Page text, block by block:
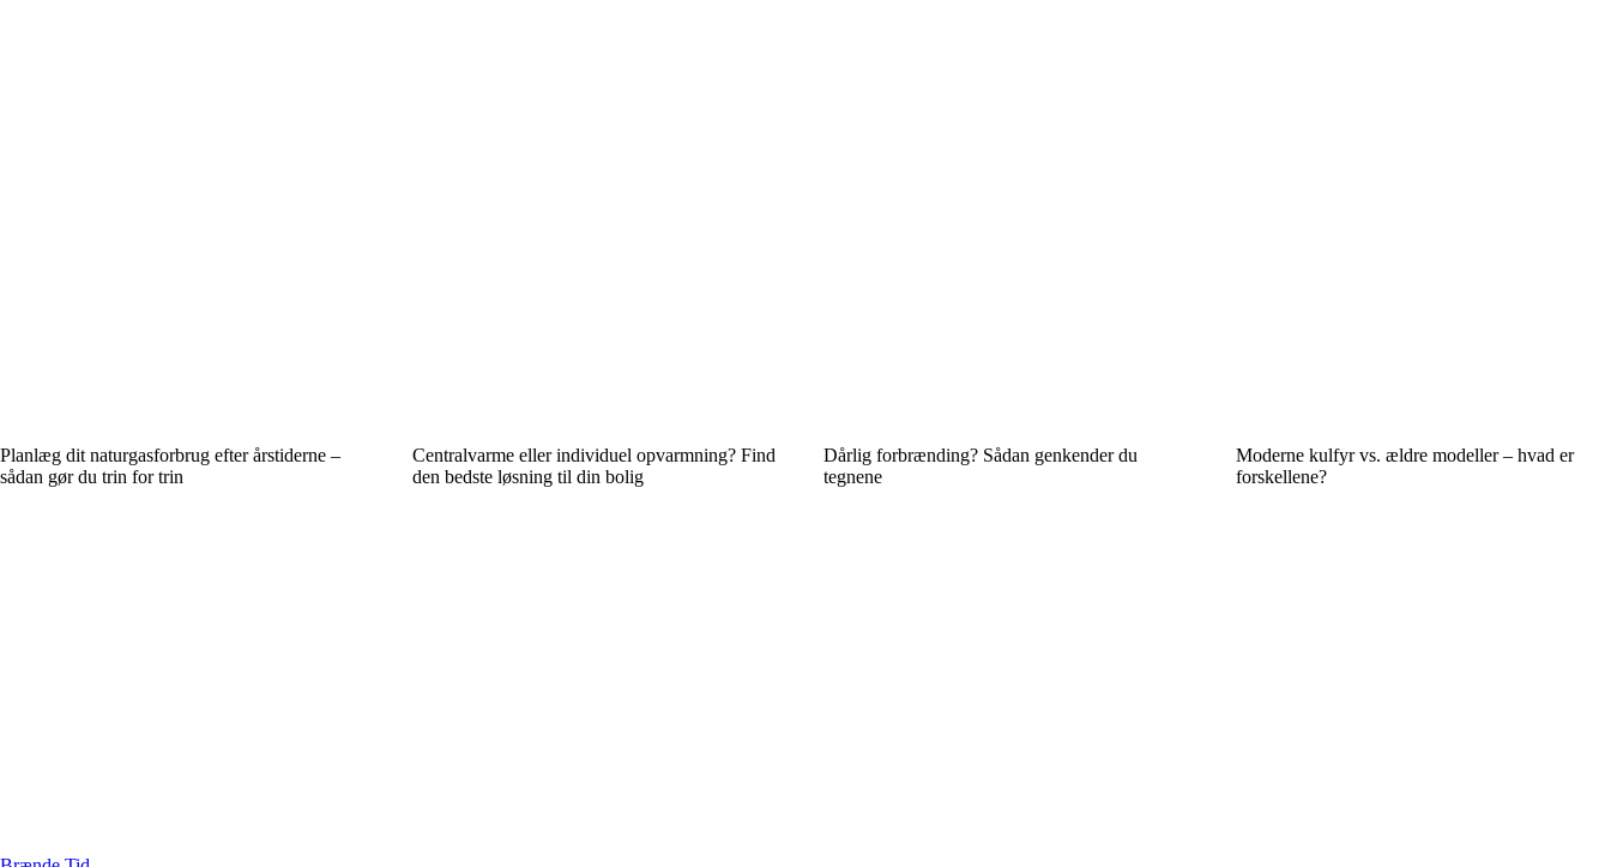
Planlæg dit naturgasforbrug efter årstiderne –
sådan gør du trin for trin
Centralvarme eller individuel opvarmning? Find
den bedste løsning til din bolig
Dårlig forbrænding? Sådan genkender du
tegnene
Moderne kulfyr vs. ældre modeller – hvad er
forskellene?